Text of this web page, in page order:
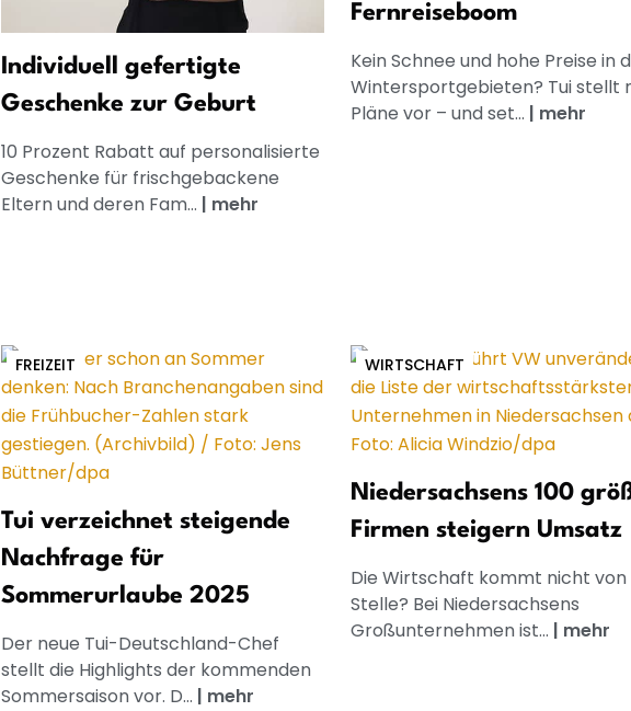
Individuell gefertigte
Geschenke zur Geburt
10 Prozent Rabatt auf personalisierte
Geschenke für frischgebackene
Eltern und deren Fam... | mehr
Fernreiseboom
Kein Schnee und hohe Preise in
Wintersportgebieten? Tui stellt
Pläne vor – und set... | mehr
FREIZEIT
Tui verzeichnet steigende
Nachfrage für
Sommerurlaube 2025
Der neue Tui-Deutschland-Chef
stellt die Highlights der kommenden
Sommersaison vor. D... | mehr
WIRTSCHAFT
Niedersachsens 100
Firmen steigern Umsatz
Die Wirtschaft kommt nicht von
Stelle? Bei Niedersachsens
Großunternehmen ist... | mehr